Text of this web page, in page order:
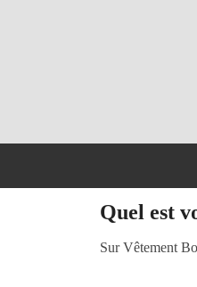
Quel est
Sur Vêtement